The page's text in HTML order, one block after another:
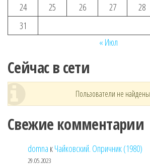
24
25 26 27 28
31
« Июл
Сейчас в сети
Пользователи не найдены
Свежие комментарии
domna кЧайковский. Опричник (1980)
29.05.2023